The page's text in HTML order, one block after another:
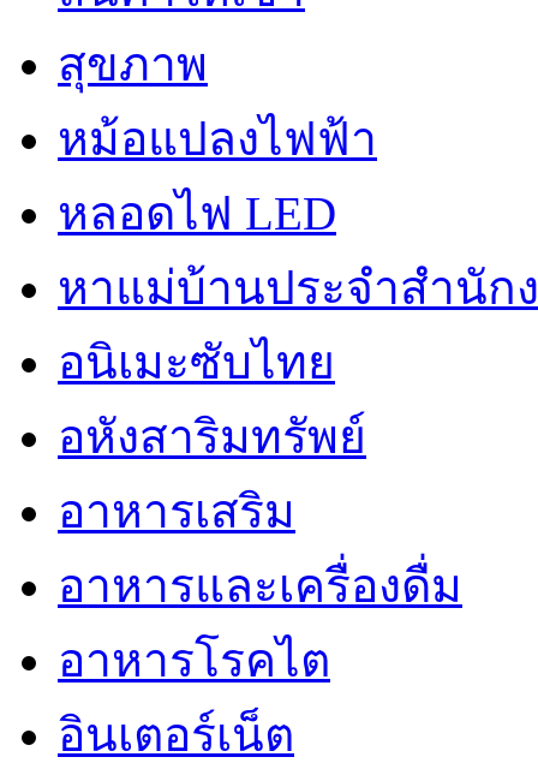
สุขภาพ
หม้อแปลงไฟฟ้า
หลอดไฟ LED
หาแม่บ้านประจำสำนัก
อนิเมะซับไทย
อหังสาริมทรัพย์
อาหารเสริม
อาหารและเครื่องดื่ม
อาหารโรคไต
อินเตอร์เน็ต